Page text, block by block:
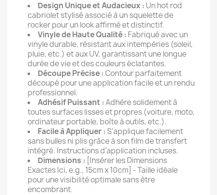
Design Unique et Audacieux : Un hot rod
cabriolet stylisé associé à un squelette de
rocker pour un look affirmé et distinctif.
Vinyle de Haute Qualité : Fabriqué avec un
vinyle durable, résistant aux intempéries (soleil,
pluie, etc.) et aux UV, garantissant une longue
durée de vie et des couleurs éclatantes.
Découpe Précise :Contour parfaitement
découpé pour une application facile et un rendu
professionnel.
Adhésif Puissant :Adhère solidement à
toutes surfaces lisses et propres (voiture, moto,
ordinateur portable, boîte à outils, etc.).
Facile à Appliquer :S'applique facilement
sans bulles ni plis grâce à son film de transfert
intégré. Instructions d'application incluses.
Dimensions : [Insérer les Dimensions
Exactes Ici, e.g., 15cm x 10cm] - Taille idéale
pour une visibilité optimale sans être
encombrant.